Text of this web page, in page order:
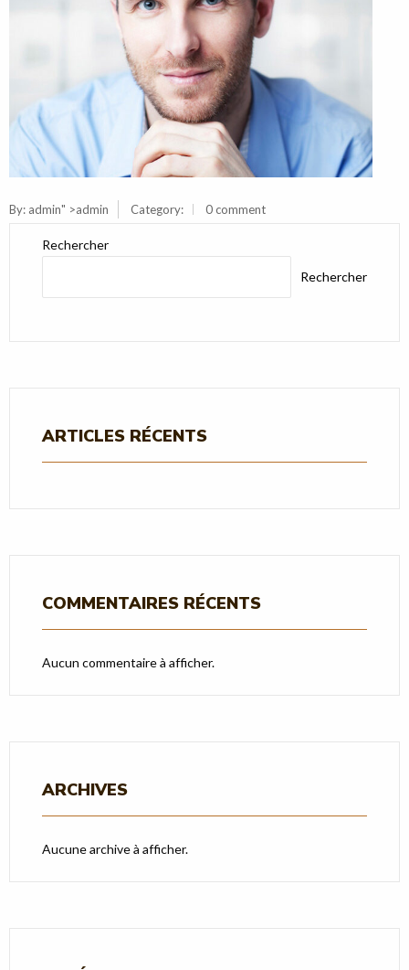
By: admin" >admin Category: 0 comment
Rechercher
Rechercher
ARTICLES RÉCENTS
COMMENTAIRES RÉCENTS
Aucun commentaire à afficher.
ARCHIVES
Aucune archive à afficher.